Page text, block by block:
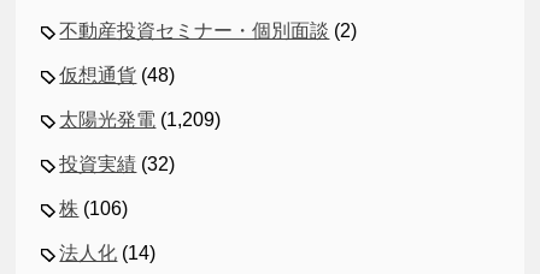
不動産投資セミナー・個別面談 (2)
仮想通貨 (48)
太陽光発電 (1,209)
投資実績 (32)
株 (106)
法人化 (14)